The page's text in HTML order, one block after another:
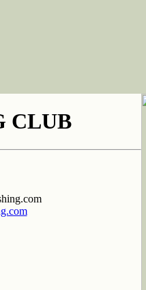
CLUB